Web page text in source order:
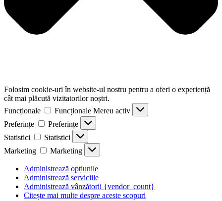
Folosim cookie-uri în website-ul nostru pentru a oferi o experiență
cât mai plăcută vizitatorilor noștri.
Funcționale
Funcționale Mereu activ
Preferințe
Preferințe
Statistici
Statistici
Marketing
Marketing
Administrează opțiunile
Administrează serviciile
Administrează vânzătorii {vendor_count}
Citește mai multe despre aceste scopuri